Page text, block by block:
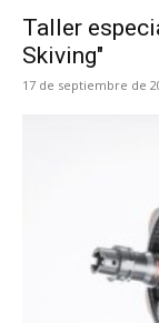
Taller
Skiving"
17 de septiembre de